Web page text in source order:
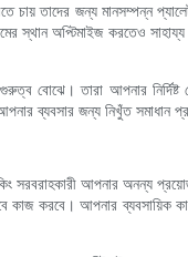
তাদের জন্য মানসম্পন্ন
স্থান অপ্টিমাইজ করতেও
গুরুত্ব বোঝে। তারা আপনার
ব্যবসার জন্য নিখুঁত সমাধান
আপনার অনন্য
করবে। আপনার ব্যবসায়িক